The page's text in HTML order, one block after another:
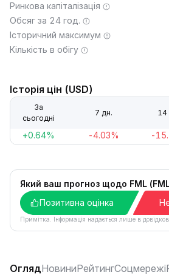
Ринкова капіталізація
Обсяг за 24 год.
Історичний максимум
Кількість в обігу
Історія цін (USD)
За
сьогодні
7 дн. 14
+0.64% -4.03% -
Який ваш прогноз щодо FML
Позитивна оцінка
Примітка. Інформація надається лише в
ОглядНовиниРейтингСоцмережі